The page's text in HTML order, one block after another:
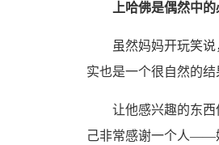
上哈佛是偶然中
虽然妈妈开玩笑说，
实也是一个很自然的
让他感兴趣的东西他
己非常感谢一个人——